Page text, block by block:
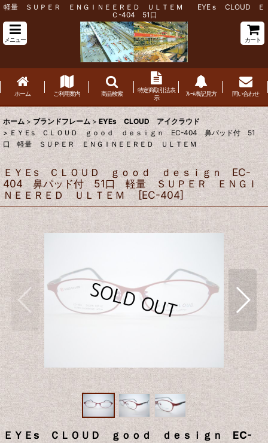
軽量 ＳＵＰＥＲ ＥＮＧＩＮＥＥＲＥＤ ＵＬＴＥＭ EYEｓ CLOUD Ｅ
Ｃ-404 51口
メニュー カート
ホーム ご利用案内 商品検索
特定商取引法表
示
ﾌﾚｰﾑ表記見方 問い合わせ
ホーム > ブランドフレーム > EYEs CLOUD アイクラウド
> ＥＹＥs ＣＬＯＵＤ ｇｏｏｄ ｄｅｓｉｇｎ EC-404 鼻パッド付 51
口 軽量 ＳＵＰＥＲ ＥＮＧＩＮＥＥＲＥＤ ＵＬＴＥＭ
ＥＹＥs ＣＬＯＵＤ ｇｏｏｄ ｄｅｓｉｇｎ EC-
404 鼻パッド付 51口 軽量 ＳＵＰＥＲ ＥＮＧＩ
ＮＥＥＲＥＤ ＵＬＴＥＭ [EC-404]
ＥＹＥs ＣＬＯＵＤ ｇｏｏｄ ｄｅｓｉｇｎ EC-